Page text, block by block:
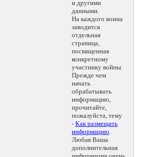
и другими
данными.
На каждого воина
заводится
отдельная
страница,
посвященная
конкретному
участнику войны.
Прежде чем
начать
обрабатывать
информацию,
прочитайте,
пожалуйста, тему
- Как размещать
информацию.
Любая Ваша
дополнительная